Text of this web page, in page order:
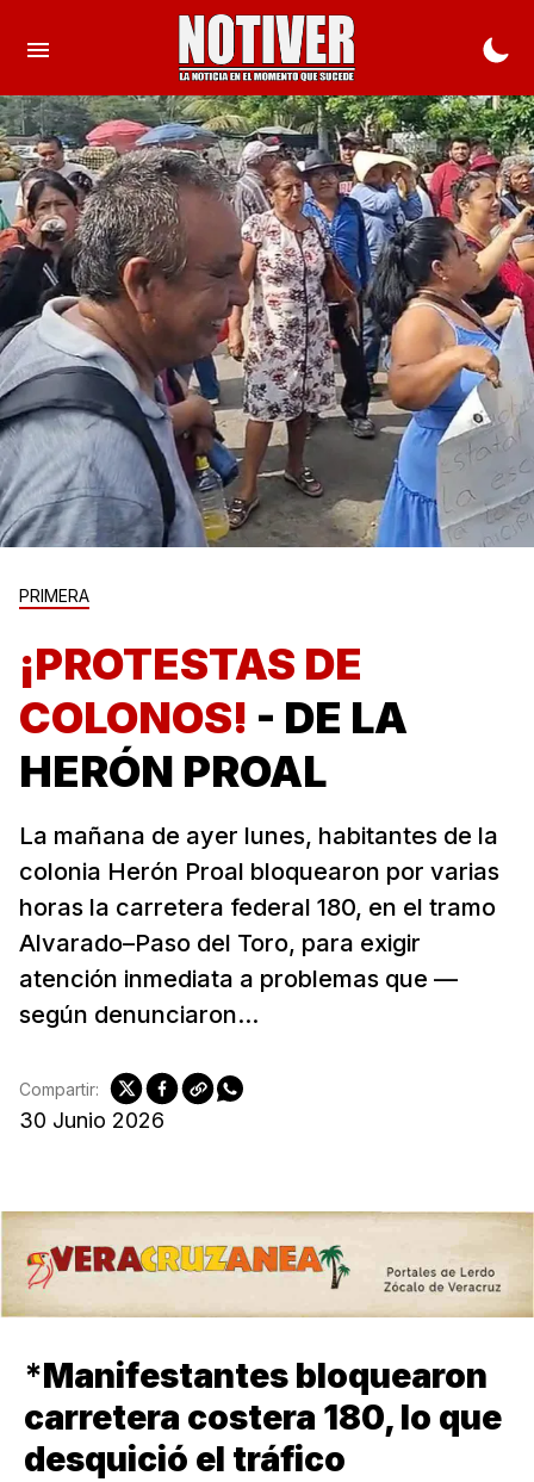
PRIMERA
¡PROTESTAS DE
COLONOS! - DE LA
HERÓN PROAL
La mañana de ayer lunes, habitantes de la
colonia Herón Proal bloquearon por varias
horas la carretera federal 180, en el tramo
Alvarado–Paso del Toro, para exigir
atención inmediata a problemas que —
según denunciaron...
30 Junio 2026
Compartir:
*Manifestantes bloquearon
carretera costera 180, lo que
desquició el tráfico